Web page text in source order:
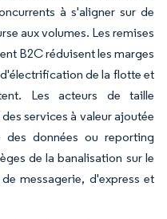
à s'aligner sur de
aux volumes. Les remises
B2C réduisent les marges
de la flotte et
Les acteurs de taille
services à valeur ajoutée
données ou reporting
de la banalisation sur le
messagerie, d'express et